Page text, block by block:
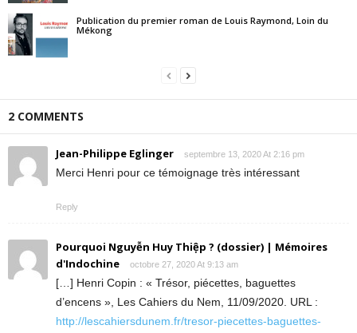
Publication du premier roman de Louis Raymond, Loin du
Mékong
2 COMMENTS
Jean-Philippe Eglinger septembre 13, 2020 At 2:16 pm
Merci Henri pour ce témoignage très intéressant
Reply
Pourquoi Nguyễn Huy Thiệp ? (dossier) | Mémoires
d'Indochine
octobre 27, 2020 At 9:13 am
[…] Henri Copin : « Trésor, piécettes, baguettes
d’encens », Les Cahiers du Nem, 11/09/2020. URL :
http://lescahiersdunem.fr/tresor-piecettes-baguettes-